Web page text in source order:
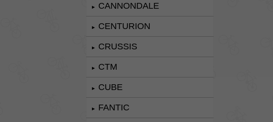
► CANNONDALE
► CENTURION
► CRUSSIS
► CTM
► CUBE
► FANTIC